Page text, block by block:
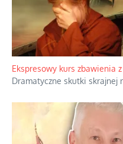
Ekspresowy kurs zbawienia
Dramatyczne skutki skrajnej